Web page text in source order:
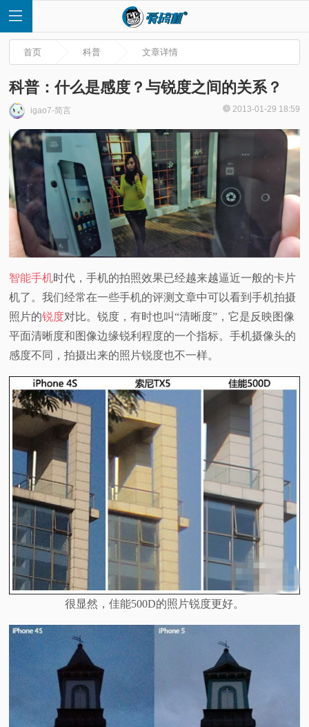
页
快
讯
测
视
科
普
体
验
专
题
首页 科普 文章详情
科普：什么是感度？与锐度之间的关系？
igao7-简言 2013-01-29 18:59
智能手机时代，手机的拍照效果已经越来越逼近一般的卡片
机了。我们经常在一些手机的评测文章中可以看到手机拍摄
照片的锐度对比。锐度，有时也叫“清晰度”，它是反映图像
平面清晰度和图像边缘锐利程度的一个指标。手机摄像头的
感度不同，拍摄出来的照片锐度也不一样。
很显然，佳能500D的照片锐度更好。